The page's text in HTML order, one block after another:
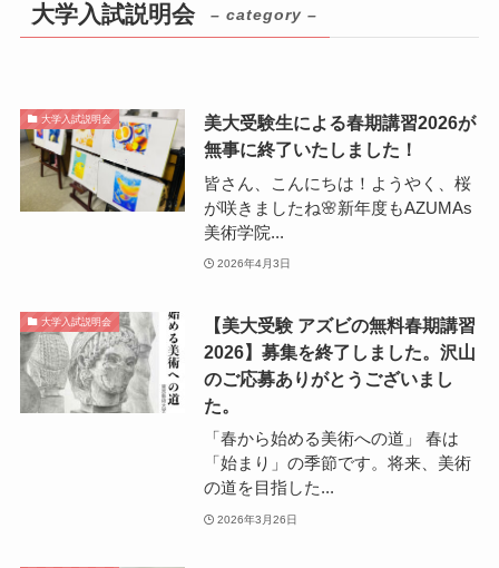
大学入試説明会 – category –
大学入試説明会
美大受験生による春期講習2026が
無事に終了いたしました！
皆さん、こんにちは！ようやく、桜
が咲きましたね🌸新年度もAZUMAs
美術学院...
2026年4月3日
大学入試説明会
【美大受験 アズビの無料春期講習
2026】募集を終了しました。沢山
のご応募ありがとうございまし
た。
「春から始める美術への道」 春は
「始まり」の季節です。将来、美術
の道を目指した...
2026年3月26日